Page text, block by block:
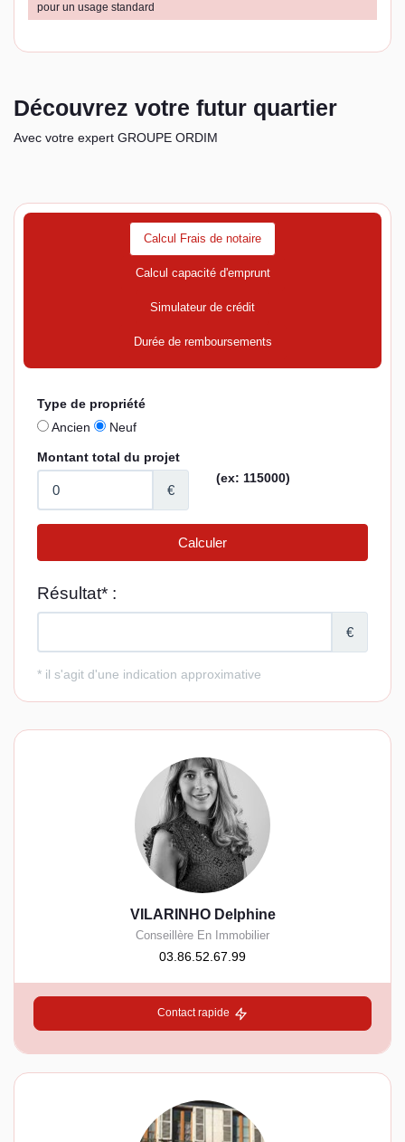
pour un usage standard
Découvrez votre futur quartier
Avec votre expert GROUPE ORDIM
Calcul Frais de notaire
Calcul capacité d'emprunt
Simulateur de crédit
Durée de remboursements
VILARINHO Delphine
Conseillère En Immobilier
03.86.52.67.99
Contact rapide